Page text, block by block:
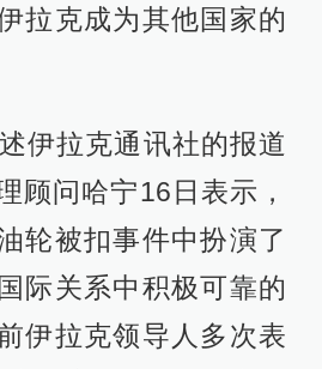
拉克成为其他国家的
伊拉克通讯社的报道
顾问哈宁16日表示，
轮被扣事件中扮演了
际关系中积极可靠的
伊拉克领导人多次表